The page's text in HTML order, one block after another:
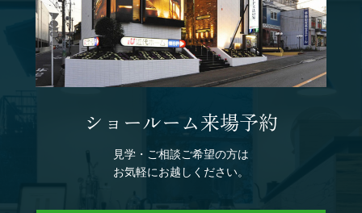
ショールーム来場予約
見学・ご相談ご希望の方は
お気軽にお越しください。